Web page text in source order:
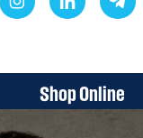
Shop Online